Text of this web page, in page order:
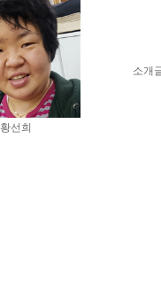
황선희
소개